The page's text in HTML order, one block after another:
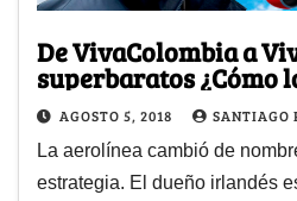
De VivaColombia a
superbaratos ¿Cómo
AGOSTO 5, 2018 SANTIAGO
La aerolínea cambió de
estrategia. El dueño irlandés